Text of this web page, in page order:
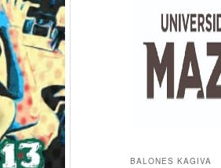
BALONES KAGIVA